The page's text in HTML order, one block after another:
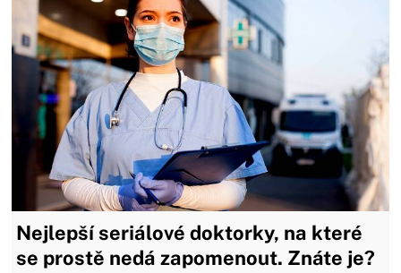
Nejlepší seriálové doktorky, na které
se prostě nedá zapomenout. Znáte je?